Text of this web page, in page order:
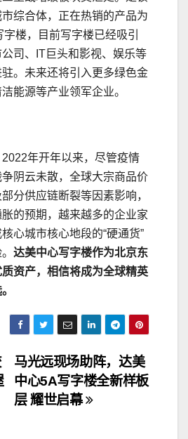
综合体，正在热销的产品为
楼，目前写字楼已经吸引
司、IT巨头和影视、娱乐等
。未来还将引入更多绿色金
能源等产业领军企业。
2022年开年以来，尽管疫情
阴云未散，全球大宗商品价
分供应链断裂等因素影响，
的预期，越来越多的企业家
心城市核心地段的“硬通货”
达美中心写字楼作为北京东
资产，相信将成为全球精英
马光远现场助阵，达美
中心5A写字楼全新样板
层 耀世启幕